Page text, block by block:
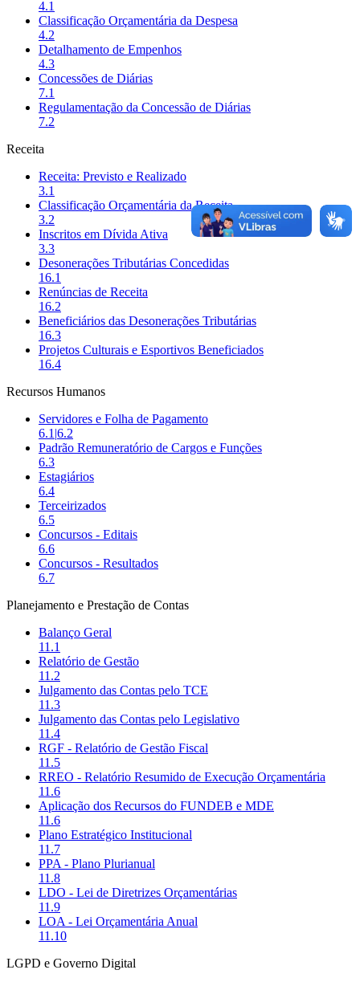
4.1
Classificação Orçamentária da Despesa
4.2
Detalhamento de Empenhos
4.3
Concessões de Diárias
7.1
Regulamentação da Concessão de Diárias
7.2
Receita
Receita: Previsto e Realizado
3.1
Classificação Orçamentária da Receita
3.2
Inscritos em Dívida Ativa
3.3
Desonerações Tributárias Concedidas
16.1
Renúncias de Receita
16.2
Beneficiários das Desonerações Tributárias
16.3
Projetos Culturais e Esportivos Beneficiados
16.4
Recursos Humanos
Servidores e Folha de Pagamento
6.1 |6.2
Padrão Remuneratório de Cargos e Funções
6.3
Estagiários
6.4
Terceirizados
6.5
Concursos - Editais
6.6
Concursos - Resultados
6.7
Planejamento e Prestação de Contas
Balanço Geral
11.1
Relatório de Gestão
11.2
Julgamento das Contas pelo TCE
11.3
Julgamento das Contas pelo Legislativo
11.4
RGF - Relatório de Gestão Fiscal
11.5
RREO - Relatório Resumido de Execução Orçamentária
11.6
Aplicação dos Recursos do FUNDEB e MDE
11.6
Plano Estratégico Institucional
11.7
PPA - Plano Plurianual
11.8
LDO - Lei de Diretrizes Orçamentárias
11.9
LOA - Lei Orçamentária Anual
11.10
LGPD e Governo Digital